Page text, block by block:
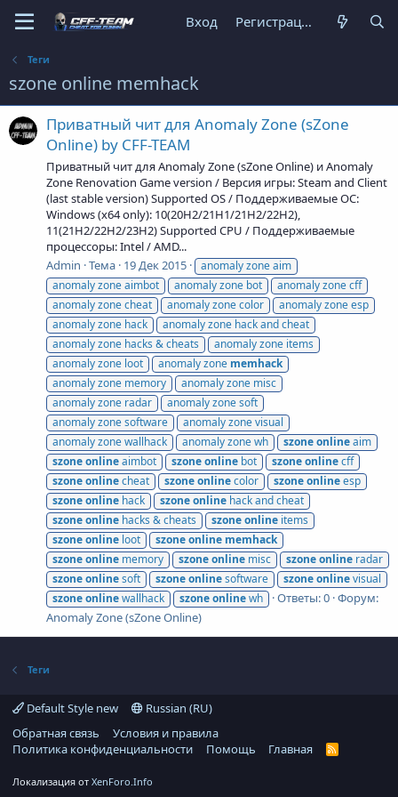
Вход Регистрация
Теги
szone online memhack
Приватный чит для Anomaly Zone (sZone
Online) by CFF-TEAM
Приватный чит для Anomaly Zone (sZone Online) и Anomaly
Zone Renovation Game version / Версия игры: Steam and Client
(last stable version) Supported OS / Поддерживаемые ОС:
Windows (x64 only): 10(20H2/21H1/21H2/22H2),
11(21H2/22H2/23H2) Supported CPU / Поддерживаемые
процессоры: Intel / AMD...
Admin Тема 19 Дек 2015
anomaly zone aim
anomaly zone aimbot
anomaly zone bot
anomaly zone cff
anomaly zone cheat
anomaly zone color
anomaly zone esp
anomaly zone hack
anomaly zone hack and cheat
anomaly zone hacks & cheats
anomaly zone items
anomaly zone loot
anomaly zone memhack
anomaly zone memory
anomaly zone misc
anomaly zone radar
anomaly zone soft
anomaly zone software
anomaly zone visual
anomaly zone wallhack
anomaly zone wh szoneonlineaim
szoneonlineaimbot szoneonline bot szoneonlinecff
szoneonlinecheat szoneonlinecolor szoneonlineesp
szoneonline hack szoneonline hack and cheat
szoneonline hacks & cheats szoneonline items
szoneonline loot szoneonline memhack
szoneonline memory szoneonline misc szoneonline radar
szoneonlinesoft szoneonlinesoftware szoneonlinevisual
szoneonlinewallhack szoneonlinewh Ответы: 0 Форум:
Anomaly Zone (sZone Online)
Теги
Default Style new
Russian (RU)
Обратная связь
Условия и правила
Политика конфиденциальности
Помощь Главная
R
Локализация от XenForo.Info